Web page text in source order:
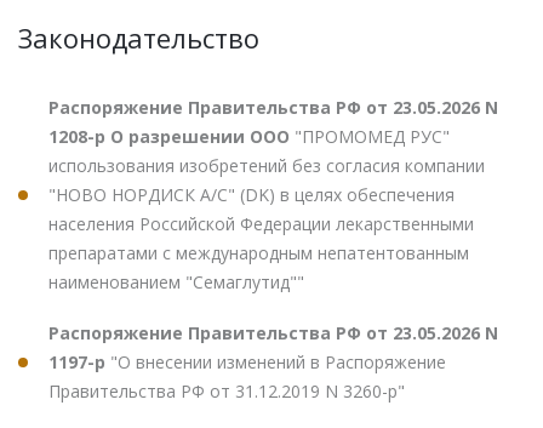
Законодательство
Распоряжение Правительства РФ от 23.05.2026 N
1208-р О разрешении ООО "ПРОМОМЕД РУС"
использования изобретений без согласия компании
"НОВО НОРДИСК А/С" (DK) в целях обеспечения
населения Российской Федерации лекарственными
препаратами с международным непатентованным
наименованием "Семаглутид""
Распоряжение Правительства РФ от 23.05.2026 N
1197-р "О внесении изменений в Распоряжение
Правительства РФ от 31.12.2019 N 3260-р"